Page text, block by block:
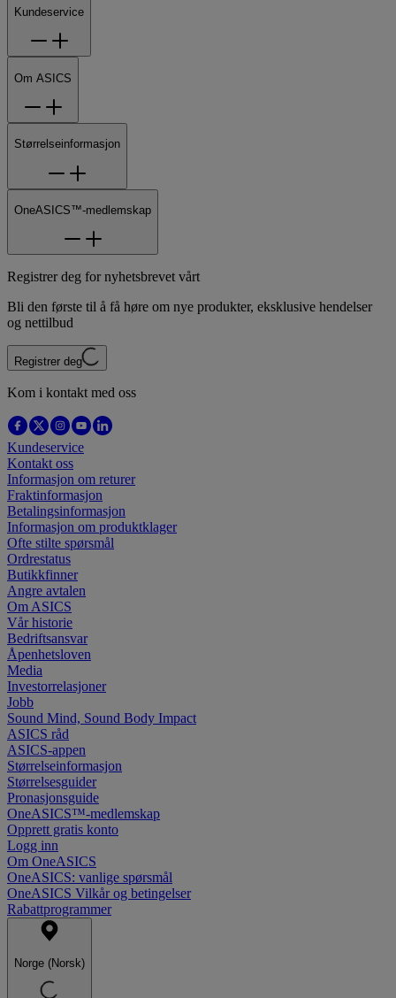
Kundeservice
Om ASICS
Størrelseinformasjon
OneASICS™-medlemskap
Registrer deg for nyhetsbrevet vårt
Bli den første til å få høre om nye produkter, eksklusive hendelser
og nettilbud
Registrer deg
Kom i kontakt med oss
Kundeservice
Kontakt oss
Informasjon om returer
Fraktinformasjon
Betalingsinformasjon
Informasjon om produktklager
Ofte stilte spørsmål
Ordrestatus
Butikkfinner
Angre avtalen
Om ASICS
Vår historie
Bedriftsansvar
Åpenhetsloven
Media
Investorrelasjoner
Jobb
Sound Mind, Sound Body Impact
ASICS råd
ASICS-appen
Størrelseinformasjon
Størrelsesguider
Pronasjonsguide
OneASICS™-medlemskap
Opprett gratis konto
Logg inn
Om OneASICS
OneASICS: vanlige spørsmål
OneASICS Vilkår og betingelser
Rabattprogrammer
Norge (Norsk)